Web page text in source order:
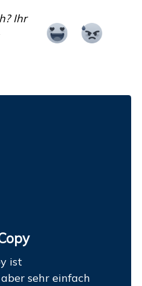
Ihr
ist
sehr einfach